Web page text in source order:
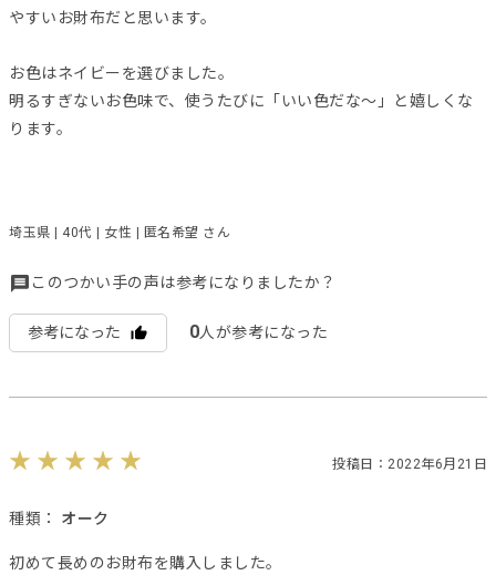
やすいお財布だと思います。
お色はネイビーを選びました。
明るすぎないお色味で、使うたびに「いい色だな〜」と嬉しくな
ります。
埼玉県 | 40代 | 女性 | 匿名希望 さん
このつかい手の声は参考になりましたか？
参考になった 0人が参考になった
投稿日：2022年6月21日
種類： オーク
初めて長めのお財布を購入しました。